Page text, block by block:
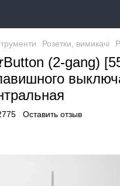
Розетки, вимикачі
(2-gang)
Оставить отзыв